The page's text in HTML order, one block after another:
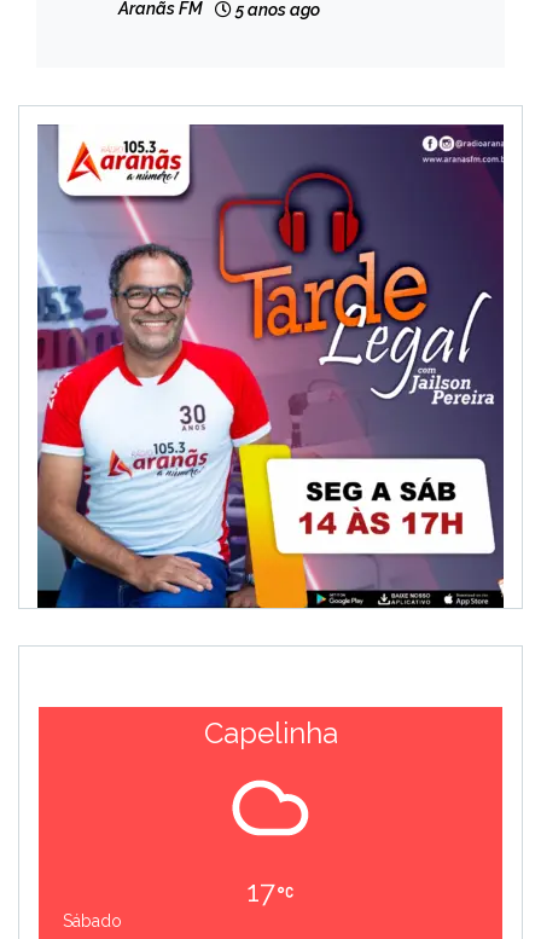
Aranãs FM 5 anos ago
Capelinha
17
Sábado